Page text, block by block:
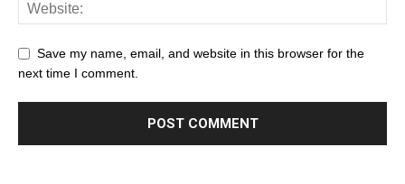
Save my name, email, and website in this browser for the
next time I comment.